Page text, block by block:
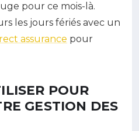
pour ce mois-là.
les jours fériés avec un
assurance pour
POUR
GESTION DES